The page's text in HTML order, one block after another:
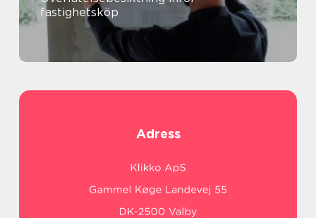
fastighetsköp
Adress